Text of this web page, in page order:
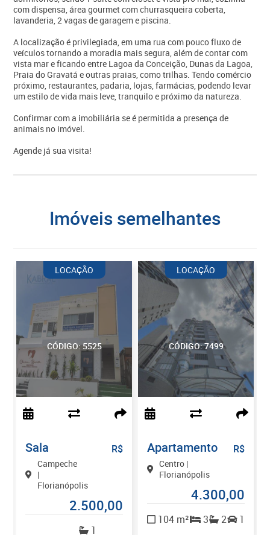
com dispensa, área gourmet com churrasqueira coberta,
lavanderia, 2 vagas de garagem e piscina.
A localização é privilegiada, em uma rua com pouco fluxo de
veículos tornando a moradia mais segura, além de contar com
vista mar e ficando entre Lagoa da Conceição, Dunas da Lagoa,
Praia do Gravatá e outras praias, como trilhas. Tendo comércio
próximo, restaurantes, padaria, lojas, farmácias, podendo levar
um estilo de vida mais leve, tranquilo e próximo da natureza.
Confirmar com a imobiliária se é permitida a presença de
animais no imóvel.
Agende já sua visita!
imóveis semelhantes
CÓDIGO: 5525
LOCAÇÃO
Sala
Campeche
|
Florianópolis
R$
2.500,00
1
CÓDIGO: 7499
LOCAÇÃO
Apartamento
Centro |
Florianópolis
R$
4.300,00
104 m² 3 2 1